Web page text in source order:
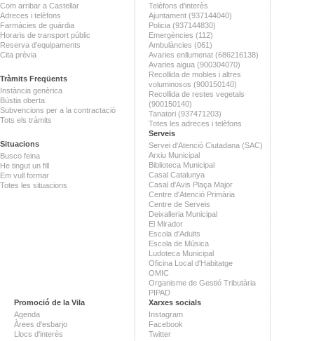
Com arribar a Castellar
Adreces i telèfons
Farmàcies de guàrdia
Horaris de transport públic
Reserva d'equipaments
Cita prèvia
Tràmits Freqüents
Instància genèrica
Bústia oberta
Subvencions per a la contractació
Tots els tràmits
Situacions
Busco feina
He tingut un fill
Em vull formar
Totes les situacions
Telèfons d'interès
Ajuntament (937144040)
Policia (937144830)
Emergències (112)
Ambulàncies (061)
Avaries enllumenat (686216138)
Avaries aigua (900304070)
Recollida de mobles i altres
voluminosos (900150140)
Recollida de restes vegetals
(900150140)
Tanatori (937471203)
Totes les adreces i telèfons
Serveis
Servei d'Atenció Ciutadana (SAC)
Arxiu Municipal
Biblioteca Municipal
Casal Catalunya
Casal d'Avis Plaça Major
Centre d'Atenció Primària
Centre de Serveis
Deixalleria Municipal
El Mirador
Escola d'Adults
Escola de Música
Ludoteca Municipal
Oficina Local d'Habitatge
OMIC
Organisme de Gestió Tributària
PIPAD
Promoció de la Vila
Agenda
Àrees d'esbarjo
Llocs d'interès
Xarxes socials
Instagram
Facebook
Twitter